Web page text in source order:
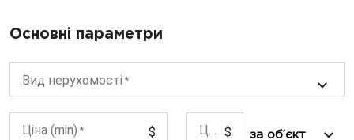
Основні параметри
Вид нерухомості
Ціна (min) $ Ціна (max) $